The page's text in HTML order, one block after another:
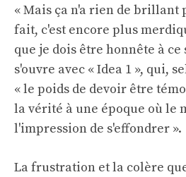
« Mais ça n'a rien de brillant
fait, c'est encore plus
que je dois être honnête à ce
s'ouvre avec « Idea 1 », qui,
« le poids de devoir être
la vérité à une époque où le
l'impression de s'effondrer ».
La frustration et la colère